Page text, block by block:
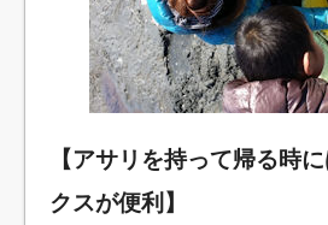
【アサリを持って帰る時
クスが便利】